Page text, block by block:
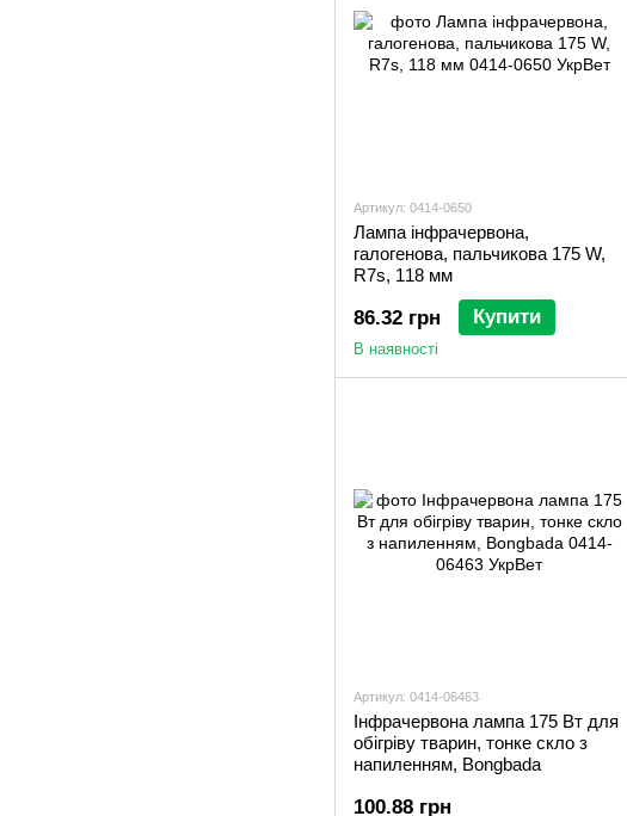
Артикул: 0414-0650
Лампа інфрачервона,
галогенова, пальчикова 175 W,
R7s, 118 мм
86.32 грн Купити
В наявності
Артикул: 0414-06463
Інфрачервона лампа 175 Вт для
обігріву тварин, тонке скло з
напиленням, Bongbada
100.88 грн